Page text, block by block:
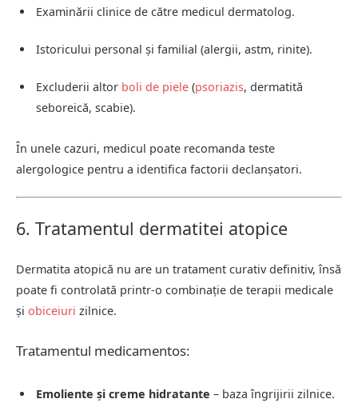
Examinării clinice de către medicul dermatolog.
Istoricului personal și familial (alergii, astm, rinite).
Excluderii altor boli de piele (psoriazis, dermatită
seboreică, scabie).
În unele cazuri, medicul poate recomanda teste
alergologice pentru a identifica factorii declanșatori.
6. Tratamentul dermatitei atopice
Dermatita atopică nu are un tratament curativ definitiv, însă
poate fi controlată printr-o combinație de terapii medicale
și obiceiuri zilnice.
Tratamentul medicamentos:
Emoliente și creme hidratante – baza îngrijirii zilnice.